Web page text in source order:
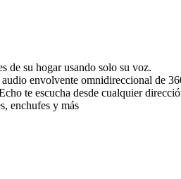
de su hogar usando solo su voz.
envolvente omnidireccional de
te escucha desde cualquier
enchufes y más